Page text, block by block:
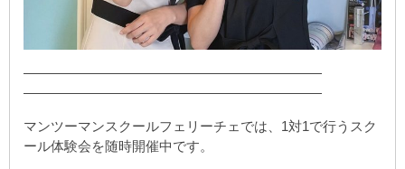
——————————————————————
——————————————————————
マンツーマンスクールフェリーチェでは、1対1で行うスク
ール体験会を随時開催中です。